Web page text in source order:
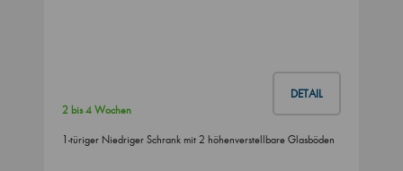
DETAIL
2 bis 4 Wochen
1-türiger Niedriger Schrank mit 2 höhenverstellbare Glasböden